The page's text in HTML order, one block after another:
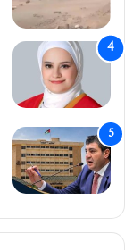
ل
ر
س
م
ل
د
ر
ا
ي